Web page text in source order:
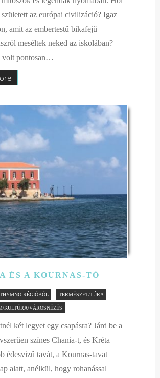
született az európai civilizáció? Igaz
amit az embertestű bikafejű
meséltek neked az iskolában?
volt pontosan…
ÉS A KOURNAS-TÓ
RÉGIÓBÓL TERMÉSZET/TÚRA
KULTÚRA/VÁROSNÉZÉS
két legyet egy csapásra? Járd be a
színes Chania-t, és Kréta
édesvizű tavát, a Kournas-tavat
alatt, anélkül, hogy rohanással